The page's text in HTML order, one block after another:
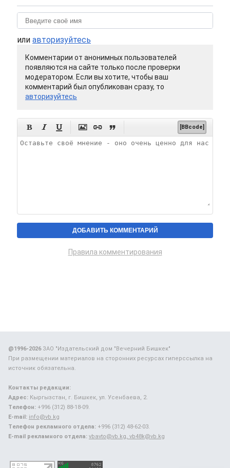
или авторизуйтесь
Комментарии от анонимных пользователей
появляются на сайте только после проверки
модератором. Если вы хотите, чтобы ваш
комментарий был опубликован сразу, то
авторизуйтесь
      [BBcode]
Правила комментирования
@1996-2026ЗАО "Издательский дом "Вечерний Бишкек"
При размещении материалов на сторонних ресурсах гиперссылка на
источник обязательна.
Контакты редакции:
Адрес: Кыргызстан, г. Бишкек, ул. Усенбаева, 2.
Телефон: +996 (312) 88-18-09.
E-mail: info@vb.kg
Телефон рекламного отдела: +996 (312) 48-62-03.
E-mail рекламного отдела: vbavto@vb.kg, vb48k@vb.kg